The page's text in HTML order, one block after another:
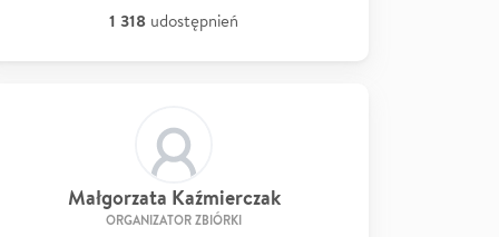
1 318 udostępnień
Małgorzata Kaźmierczak
ORGANIZATOR ZBIÓRKI